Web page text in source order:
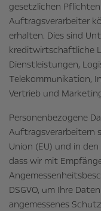
gesetzlichen
Auftragsverarbeiter
erhalten. Dies sind
kreditwirtschaftliche
Dienstleistungen,
Telekommunikation,
Vertrieb und
Personenbezogene
Auftragsverarbeitern
Union (EU) und in
dass wir mit
DSGVO, um Ihre
angemessenes